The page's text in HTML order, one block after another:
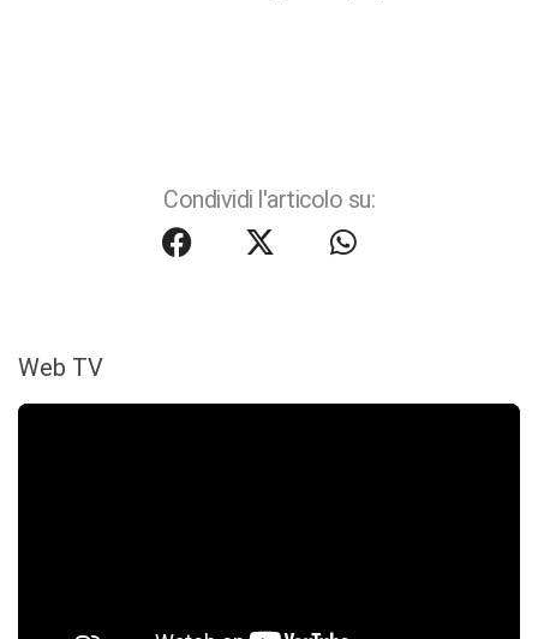
Condividi l'articolo su:
Web TV